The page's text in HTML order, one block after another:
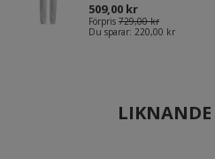
509,00 kr
Förpris 729,00 kr
Du sparar: 220,00 kr
LIKNANDE